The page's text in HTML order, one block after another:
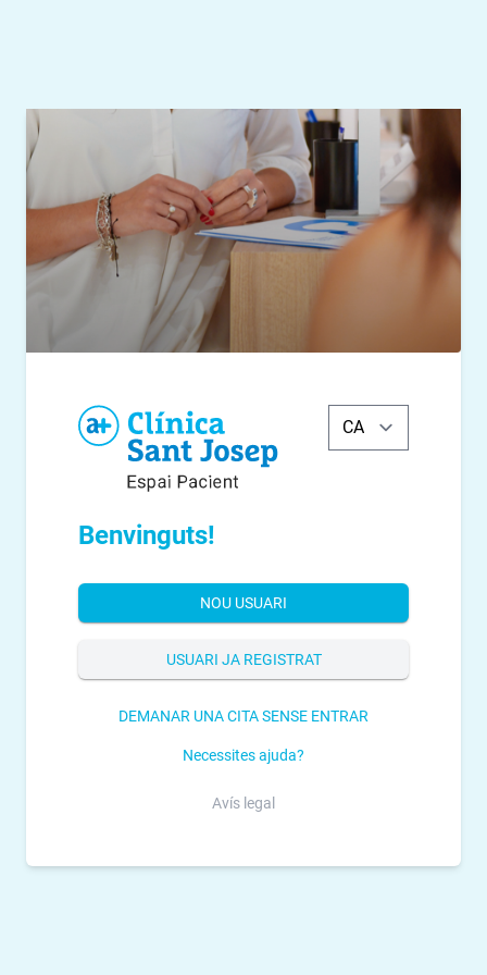
Benvinguts!
NOU USUARI
USUARI JA REGISTRAT
DEMANAR UNA CITA SENSE ENTRAR
Necessites ajuda?
Avís legal